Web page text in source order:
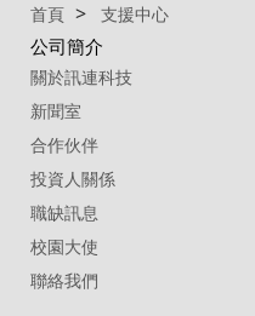
首頁 支援中心
公司簡介
關於訊連科技
新聞室
合作伙伴
投資人關係
職缺訊息
校園大使
聯絡我們